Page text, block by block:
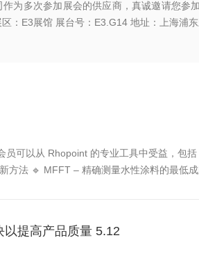
多次参加展会的供应商，真诚邀请您参加本次展
国际博览中心(SNIEC) 展区：E3展馆
可以从 Rhopoint 的专业工具中受益，包
方法 🔹 MFFT – 精确测量水性涂料的最低
提高产品质量 5.12